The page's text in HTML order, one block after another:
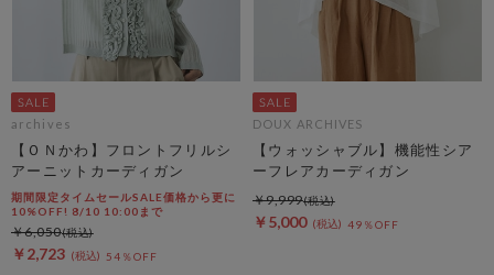
archives
【ＯＮかわ】フロントフリルシ
アーニットカーディガン
期間限定タイムセールSALE価格から更に
10%OFF! 8/10 10:00まで
￥2,723 54％OFF
￥6,050
DOUX ARCHIVES
【ウォッシャブル】機能性シア
ーフレアカーディガン
￥5,000 49％OFF
￥9,999